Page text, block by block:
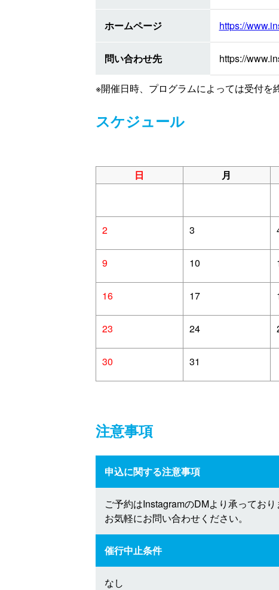
ホームページ https://
問い合わせ先 https://
※開催日時、プログラムによっては受付を
スケジュール
日 月
2 3
9 10
16 17
23 24
30 31
注意事項
申込に関する注意事項
ご予約はInstagramのDMより承っており
お気軽にお問い合わせください。
催行中止条件
なし